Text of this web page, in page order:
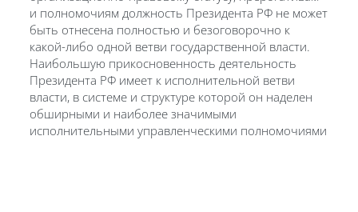
и полномочиям должность Президента РФ не может
быть отнесена полностью и безоговорочно к
какой-либо одной ветви государственной власти.
Наибольшую прикосновенность деятельность
Президента РФ имеет к исполнительной ветви
власти, в системе и структуре которой он наделен
обширными и наиболее значимыми
исполнительными управленческими полномочиями